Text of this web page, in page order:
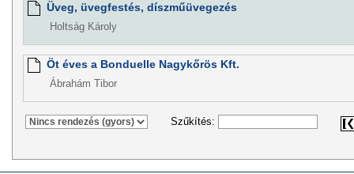
Üveg, üvegfestés, díszműüvegezés
Holtság Károly
Öt éves a Bonduelle Nagykőrös Kft.
Ábrahám Tibor
Szűkítés: